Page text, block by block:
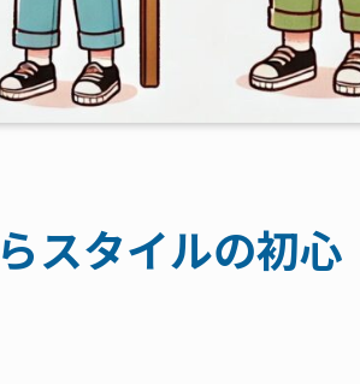
スタイルの初心